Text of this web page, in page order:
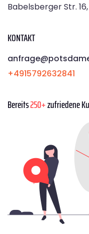
Babelsberger Str.
KONTAKT
+4915792632841
Bereits250+zufriedene